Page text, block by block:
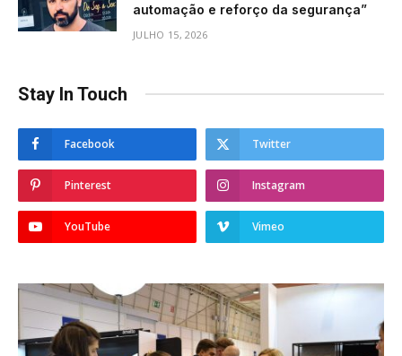
automação e reforço da segurança”
JULHO 15, 2026
Stay In Touch
Facebook Twitter
Pinterest Instagram
YouTube Vimeo